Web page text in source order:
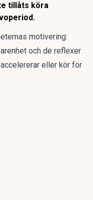
tillåts köra
motivering:
och de reflexer
eller kör för